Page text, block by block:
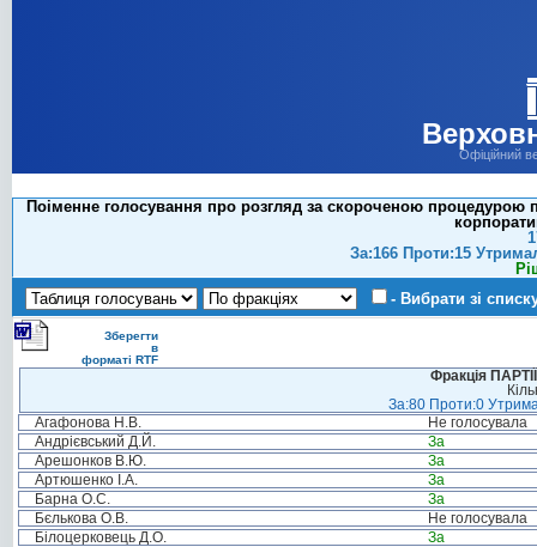
Офіційний
Поіменне голосування про розгляд за скороченою процедурою
За:166 Проти:15
- Вибрати зі
Зберегти
в
форматі RTF
Фракція
За:80 Проти:0
Агафонова Н.В.
Не голосувала
Андрієвський Д.Й.
За
Арешонков В.Ю.
За
Артюшенко І.А.
За
Барна О.С.
За
Бєлькова О.В.
Не голосувала
Білоцерковець Д.О.
За